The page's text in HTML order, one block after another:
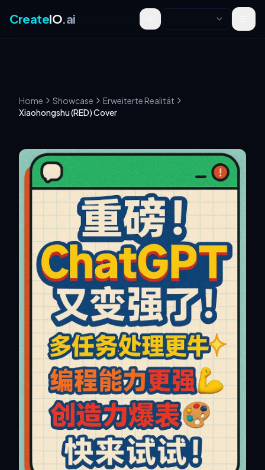
CreateIO.ai Toggle theme
Home Showcase
Erweiterte Realität
Xiaohongshu (RED) Cover